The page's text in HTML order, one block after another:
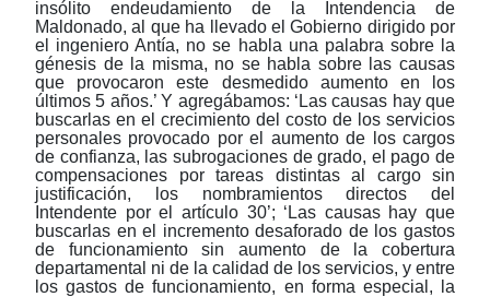
insólito endeudamiento de la Intendencia de
Maldonado, al que ha llevado el Gobierno dirigido por
el ingeniero Antía, no se habla una palabra sobre la
génesis de la misma, no se habla sobre las causas
que provocaron este desmedido aumento en los
últimos 5 años.’ Y agregábamos: ‘Las causas hay que
buscarlas en el crecimiento del costo de los servicios
personales provocado por el aumento de los cargos
de confianza, las subrogaciones de grado, el pago de
compensaciones por tareas distintas al cargo sin
justificación, los nombramientos directos del
Intendente por el artículo 30’; ‘Las causas hay que
buscarlas en el incremento desaforado de los gastos
de funcionamiento sin aumento de la cobertura
departamental ni de la calidad de los servicios, y entre
los gastos de funcionamiento, en forma especial, la